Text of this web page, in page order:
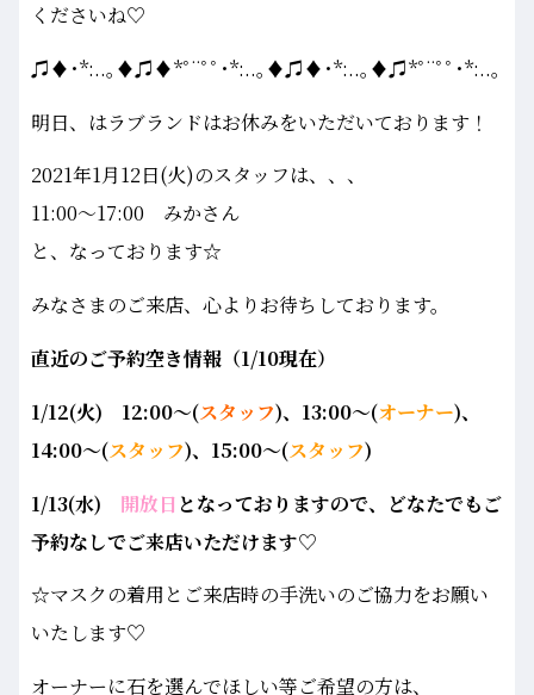
くださいね♡
♫♦･*:..｡♦♫♦*ﾟ¨ﾟﾟ･*:..｡♦♫♦･*:..｡♦♫*ﾟ¨ﾟﾟ･*:..｡
明日、はラブランドはお休みをいただいております！
2021年1月12日(火)のスタッフは、、、
11:00～17:00 みかさん
と、なっております☆
みなさまのご来店、心よりお待ちしております。
直近のご予約空き情報（1/10現在）
1/12(火)
12:00～(スタッフ)、13:00～(オーナー)、
14:00～(スタッフ)、15:00～(スタッフ)
1/13(水) 開放日 となっておりますので、どなたでもご
予約なしでご来店いただけます♡
☆マスクの着用とご来店時の手洗いのご協力をお願い
いたします♡
オーナーに石を選んでほしい等ご希望の方は、